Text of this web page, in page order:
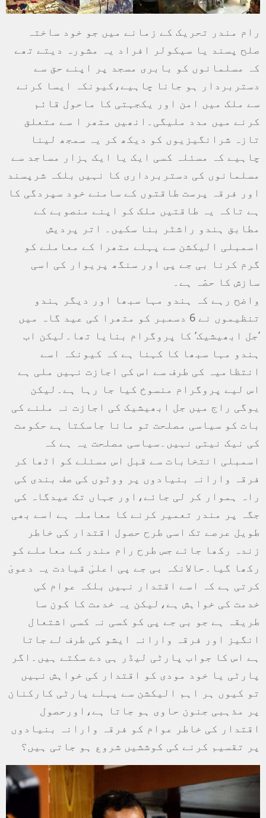
رام مندر تحریک کے زمانے میں جو خود ساختہ
صلح پسند یا سیکولر افراد یہ مشورہ دیتے تھے
کہ مسلمانوں کو بابری مسجد پر اپنے حق سے
دستربردار ہو جانا چاہیے،کیونکہ ایسا کرنے
سے ملک میں امن اور یکجہتی کا ماحول قائم
کرنے میں مدد ملیگی۔انھیں متھر ا سے متعلق
تازہ شرانگیزیوں کو دیکھ کر یہ سمجھ لینا
چاہیے کہ مسئلہ کسی ایک یا ایک ہزار مساجد سے
مسلمانوں کی دستربرداری کا نہیں بلکہ شرپسند
اور فرقہ پرست طاقتوں کے سامنے خود سپردگی کا
ہے تاکہ یہ طاقتیں ملک کو اپنے منصوبے کے
مطابق ہندو راشٹر بنا سکیں۔ اتر پردیش
اسمبلی الیکشن سے پہلے متھرا کے معاملے کو
گرم کرنا بی جے پی اور سنگھ پریوار کی اسی
سازش کا حصّہ ہے۔
واضح رہے کہ ہندو مہا سبھا اور دیگر ہندو
تنظیموں نے 6 دسمبر کو متھرا کی عید گاہ میں
’جل ابھیشیک‘ کا پروگرام بنایا تھا۔لیکن اب
ہندو مہا سبھا کا کہنا ہے کہ کیونکہ اسے
انتظامیہ کی طرف سے اس کی اجازت نہیں ملی ہے
اس لیے پروگرام منسوخ کیا جا رہا ہے۔لیکن
یوگی راج میں جل ابھیشیک کی اجازت نہ ملنے کی
بات کو سیاسی مصلحت تو مانا جاسکتا ہے حکومت
کی نیک نیتی نہیں۔سیاسی مصلحت یہ ہے کہ
اسمبلی انتخابات سے قبل اس مسئلے کو اٹھا کر
فرقہ وارانہ بنیادوں پر ووٹوں کی صف بندی کی
راہ ہموار کر لی جائے،اور جہاں تک عیدگاہ کی
جگہ پر مندر تعمیر کرنے کا معاملہ ہے اسے بھی
طویل عرصے تک اسی طرح حصول اقتدار کی خاطر
زندہ رکھا جائے جس طرح رام مندر کے معاملے کو
رکھا گیا۔حالانکہ بی جے پی اعلیٰ قیادت یہ دعویٰ
کرتی ہے کہ اسے اقتدار نہیں بلکہ عوام کی
خدمت کی خواہش ہے،لیکن یہ خدمت کا کون سا
طریقہ ہے جو بی جے پی کو کسی نہ کسی اشتعال
انگیز اور فرقہ وارانہ ایشو کی طرف لے جاتا
ہے اس کا جواب پارٹی لیڈر ہی دے سکتے ہیں۔اگر
پارٹی یا خود مودی کو اقتدار کی خواہش نہیں
تو کیوں ہر اہم الیکشن سے پہلے پارٹی کارکنان
پر مذہبی جنون حاوی ہو جاتا ہے،اورحصول
اقتدار کی خاطر عوام کو فرقہ وارانہ بنیادوں
پر تقسیم کرنے کی کوششیں شروع ہو جاتی ہیں؟